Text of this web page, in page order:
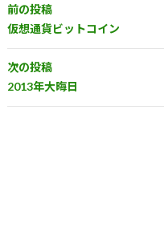
前の投稿
仮想通貨ビットコイン
次の投稿
2013年大晦日